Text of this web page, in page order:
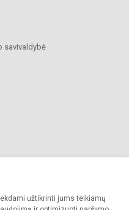
užtikrinti jums teikiamų
savivaldybė
Visos teisės saugomos.